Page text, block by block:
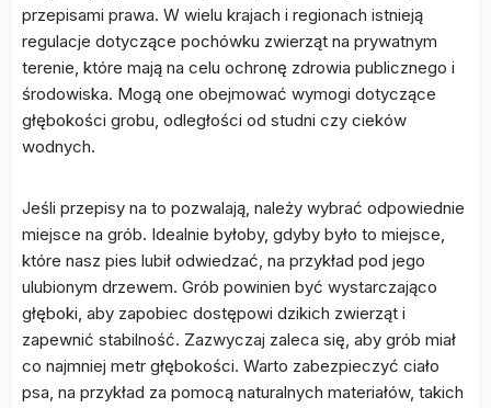
przepisami prawa. W wielu krajach i regionach istnieją
regulacje dotyczące pochówku zwierząt na prywatnym
terenie, które mają na celu ochronę zdrowia publicznego i
środowiska. Mogą one obejmować wymogi dotyczące
głębokości grobu, odległości od studni czy cieków
wodnych.
Jeśli przepisy na to pozwalają, należy wybrać odpowiednie
miejsce na grób. Idealnie byłoby, gdyby było to miejsce,
które nasz pies lubił odwiedzać, na przykład pod jego
ulubionym drzewem. Grób powinien być wystarczająco
głęboki, aby zapobiec dostępowi dzikich zwierząt i
zapewnić stabilność. Zazwyczaj zaleca się, aby grób miał
co najmniej metr głębokości. Warto zabezpieczyć ciało
psa, na przykład za pomocą naturalnych materiałów, takich